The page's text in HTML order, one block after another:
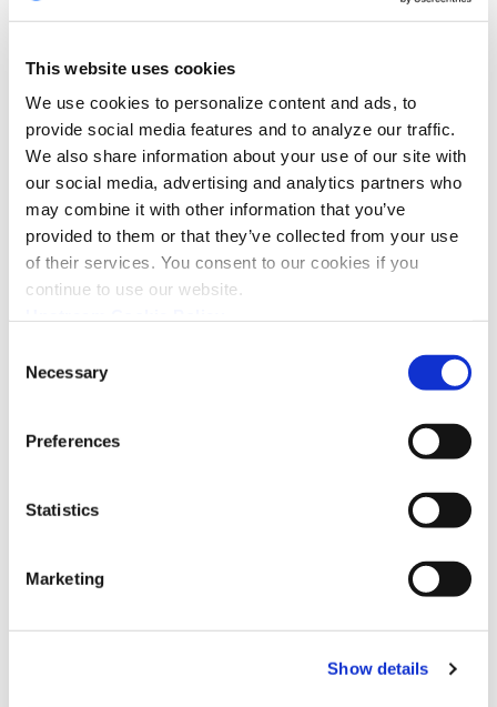
This website uses cookies
We use cookies to personalize content and ads, to
provide social media features and to analyze our traffic.
We also share information about your use of our site with
our social media, advertising and analytics partners who
may combine it with other information that you’ve
provided to them or that they’ve collected from your use
of their services. You consent to our cookies if you
continue to use our website.
Selection
Necessary
Preferences
Statistics
Marketing
Show details
ベースであることから、今後、 自動車業界に新たに導入
ションを拡張す ることができます。 通常、我々のソリュ
ーションにおいてお客様が一番初めに見出す価値は、コネ
クテッドカーサービ スやフリートの運用に対するビジビ
リティや見識が得られることです。つまり、盲点であった
もの や未知だったものを見つけることができます。我々
のソリューションはまず、サードパーティーの ソースや
ITレベルでの攻撃からもたらされる既知の脅威を調べるこ
とから始まります。次に、コネク テッドカーサービスの
運用に適用される自動化されたポリシーとユーザ定義のポ
ズできます。システム には、IT業界、自動車業界の双方
に由来する既知の脅威に対処するための数百種類ものポリ
重要なのは、まだ発見されていない未知の脅威や攻 撃に
対応できることです。 それを達成するには、フリート全
体をモデル化するために最先端の機械学習とAIテクノロジ
ーを利用 することです。機械学習を利用することで、
使われるプロトコル、またはコネクテッドカーサービス全
体における行動から異常を検出できま す。ポリシー適用
ソリューションをお客様に提供できます。
https://upstream.auto/resources/advantages-of-upstream
コンテキストを認識するUpstreamの
セキュリティ・アーキテ クチャ
Transcript] このビデオでは、Upstream C4プラットフォー
ムで使用されている、自動車業界向けのコンテキスト を
認識するサイバーセキュリティ・ソリューションを作成す
るためのアーキテクチャについて説明 します。Upstream
は複数のデータフィードから情報を入手します。まず、
様々なアプリケーション ・サーバを備えた車両そのもの
オペレー ターは、独自のデータ・プロトコルを使用して
います。このデータセットに共通するセキュリティ ・ル
車業界に関連する共通の「辞書」によ りデータを標準化
ールは、独自のデータセ ットを取り込み、それらを辞書
に変換します。例えば、特定のOEMによるエンジン起動
準化を行うことにより、複数の顧客に共通する一般的なポ
https://upstream.auto/resources/upstreams-contextually-a
Upstream C4プラットフォームの導入
方法
ールできるようにしています。多くの場合、お客様は